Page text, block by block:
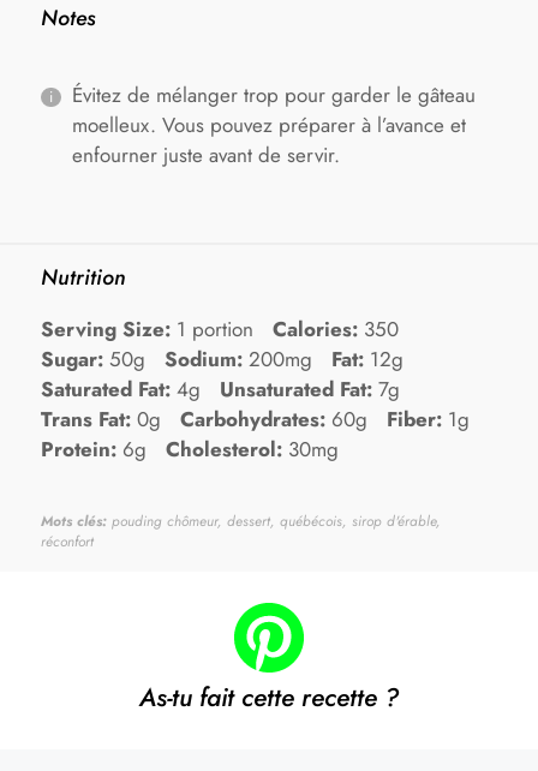
Notes
Évitez de mélanger trop pour garder le gâteau
moelleux. Vous pouvez préparer à l’avance et
enfourner juste avant de servir.
Nutrition
Serving Size: 1 portion Calories: 350
Sugar: 50g Sodium: 200mg Fat: 12g
Saturated Fat: 4g Unsaturated Fat: 7g
Trans Fat: 0g Carbohydrates: 60g Fiber: 1g
Protein: 6g Cholesterol: 30mg
Mots clés: pouding chômeur, dessert, québécois, sirop d'érable,
réconfort
As-tu fait cette recette ?